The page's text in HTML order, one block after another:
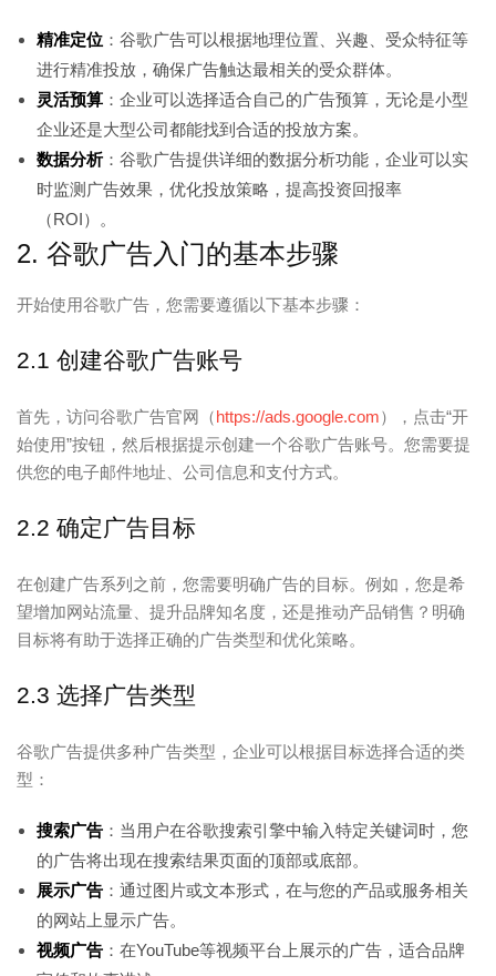
精准定位 ：谷歌广告可以根据地理位置、兴趣、受众特征等
进行精准投放，确保广告触达最相关的受众群体。
灵活预算 ：企业可以选择适合自己的广告预算，无论是小型
企业还是大型公司都能找到合适的投放方案。
数据分析：谷歌广告提供详细的数据分析功能，企业可以实
时监测广告效果，优化投放策略，提高投资回报率
（ROI）。
2. 谷歌广告入门的基本步骤
开始使用谷歌广告，您需要遵循以下基本步骤：
2.1 创建谷歌广告账号
首先，访问谷歌广告官网（https://ads.google.com），点击“开
始使用”按钮，然后根据提示创建一个谷歌广告账号。您需要提
供您的电子邮件地址、公司信息和支付方式。
2.2 确定广告目标
在创建广告系列之前，您需要明确广告的目标。例如，您是希
望增加网站流量、提升品牌知名度，还是推动产品销售？明确
目标将有助于选择正确的广告类型和优化策略。
2.3 选择广告类型
谷歌广告提供多种广告类型，企业可以根据目标选择合适的类
型：
搜索广告 ：当用户在谷歌搜索引擎中输入特定关键词时，您
的广告将出现在搜索结果页面的顶部或底部。
展示广告 ：通过图片或文本形式，在与您的产品或服务相关
的网站上显示广告。
视频广告 ：在YouTube等视频平台上展示的广告，适合品牌